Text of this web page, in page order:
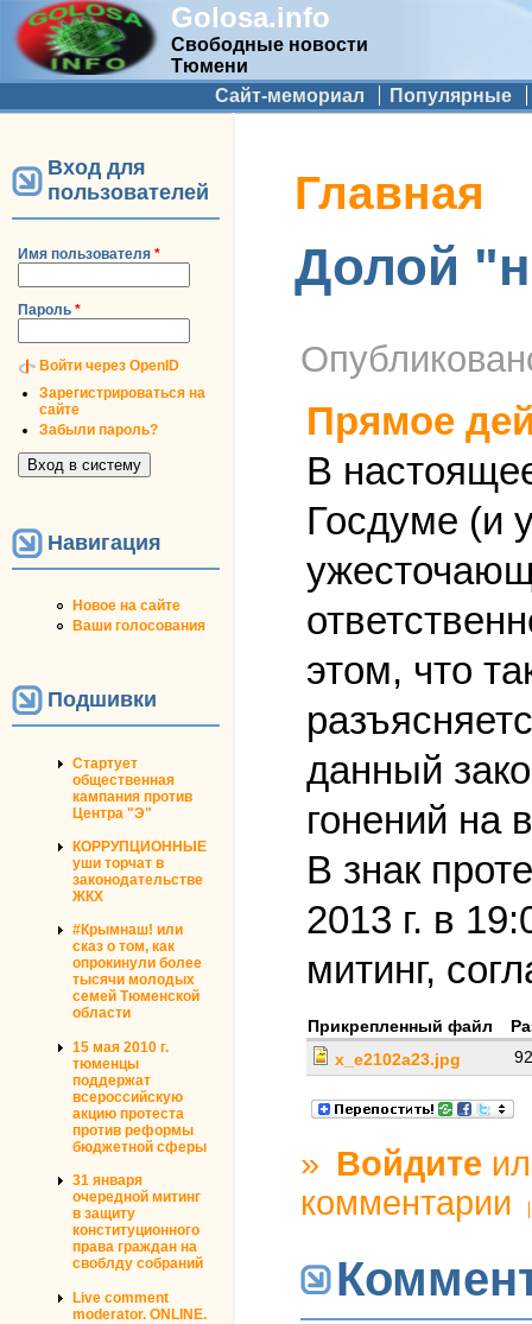
Golosa.info
Свободные новости
Тюмени
Дополнительное меню
Сайт-мемориал Популярные
Вход для
пользователей
Имя пользователя *
Пароль *
Войти через OpenID
Зарегистрироваться на
сайте
Забыли пароль?
Навигация
Новое на сайте
Ваши голосования
Подшивки
Стартует
общественная
кампания против
Центра "Э"
КОРРУПЦИОННЫЕ
уши торчат в
законодательстве
ЖКХ
#Крымнаш! или
сказ о том, как
опрокинули более
тысячи молодых
семей Тюменской
области
15 мая 2010 г.
тюменцы
поддержат
всероссийскую
акцию протеста
против реформы
бюджетной сферы
31 января
очередной митинг
в защиту
конституционного
права граждан на
своблду собраний
Live comment
moderator. ONLINE.
Вы здесь
Главная
Долой
Прямое
В
Госдуме (и
этом, что
данный
гонений на
В знак
2013 г. в
митинг,
Прикрепленный файл
x_e2102a23.jpg
» Войдите
комментарии